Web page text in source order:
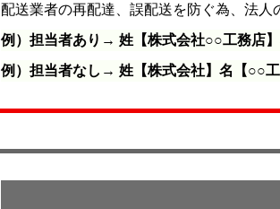
配送業者の再配達、誤配送を防ぐ為、法人
例）担当者あり→ 姓【株式会社○○工務店】
例）担当者なし→ 姓【株式会社】名【○○工